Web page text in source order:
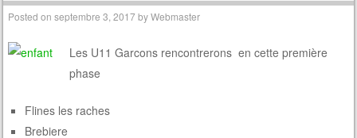
Posted onseptembre 3, 2017byWebmaster
Les U11 Garcons rencontrerons en cette première
phase
Flines les raches
Brebiere